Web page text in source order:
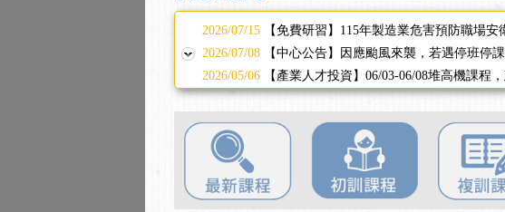
訓測驗
2025/01/15【線上課程】碳中和核心職能系列課程資訊
2026/07/15 【免費研習】115年製造業危害預防職場安
2026/07/08 【中心公告】因應颱風來襲，若遇停班停
2026/05/06 【產業人才投資】06/03-06/08堆高機課程
2026/04/24【製程安全評估人員】開課囉
2025/11/11【中心公告】颱風假11/12停班停課
2025/11/10
【中心公告】因應颱風來襲，若遇停班停
2025/10/30
【進修課程】2026年，課程意見蒐集~
2025/08/20【進修課程】SDS格式百百種？專業講師